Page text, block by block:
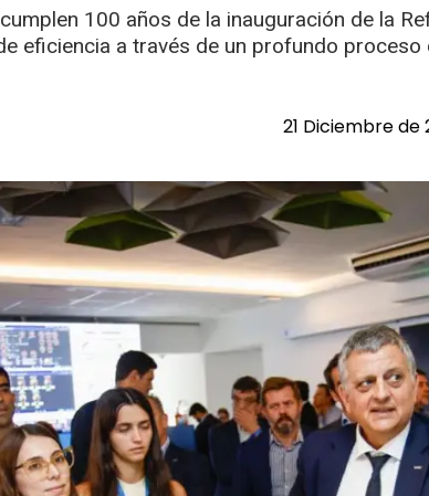
100 años de la inauguración de la
eficiencia a través de un profundo
21 Diciembre de